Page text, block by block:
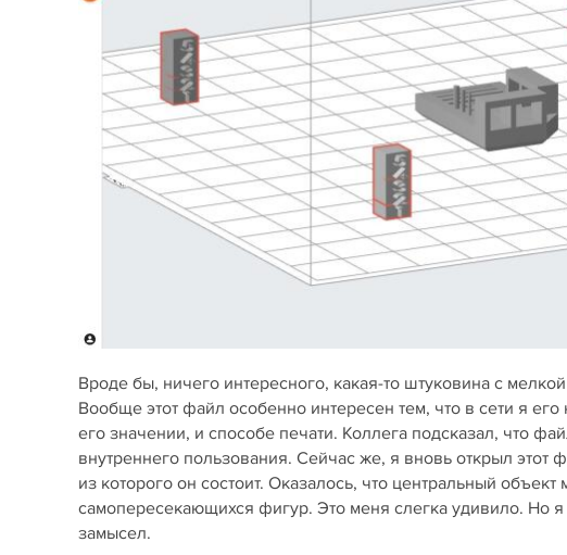
Вроде бы, ничего интересного, какая-то штуковина с
Вообще этот файл особенно интересен тем, что в сети я
его значении, и способе печати. Коллега подсказал, что
внутреннего пользования. Сейчас же, я вновь открыл
из которого он состоит. Оказалось, что центральный
самопересекающихся фигур. Это меня слегка удивило. Но я
замысел.